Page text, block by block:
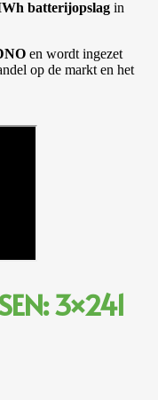
batterijopslag in
en wordt ingezet
op de markt en het
3×241